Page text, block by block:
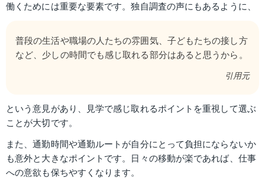
働くためには重要な要素です。独自調査の声にもあるように、
普段の生活や職場の人たちの雰囲気、子どもたちの接し方
など、少しの時間でも感じ取れる部分はあると思うから。
引用元
という意見があり、見学で感じ取れるポイントを重視して選ぶ
ことが大切です。
また、通勤時間や通勤ルートが自分にとって負担にならないか
も意外と大きなポイントです。日々の移動が楽であれば、仕事
への意欲も保ちやすくなります。